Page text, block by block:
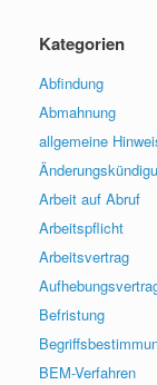
Kategorien
Abfindung
Abmahnung
allgemeine
Arbeit auf Abruf
Arbeitspflicht
Arbeitsvertrag
Befristung
BEM-Verfahren